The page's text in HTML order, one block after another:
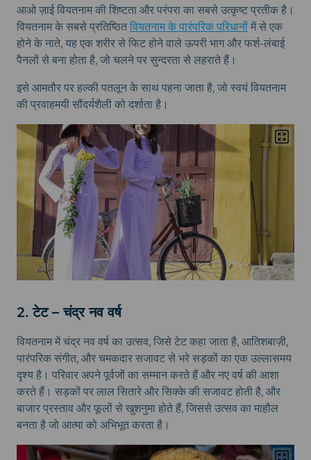
आओ ज़ाई वियतनाम की शिष्टता और परंपरा का सबसे उत्कृष्ट प्रतीक है।
वियतनाम के सबसे प्रतिष्ठित वियतनाम के पारंपरिक परिधानों में से एक
होने के नाते, यह एक शरीर से फिट होने वाले ऊपरी भाग और फर्श-लंबाई
पैनलों से बना होता है, जो चलने पर सुन्दरता से लहराते हैं।
इसे आमतौर पर हल्की पतलून के साथ पहना जाता है, जो स्वयं वियतनाम
की प्रवाहमयी सौंदर्यशैली को दर्शाता है।
2. टेट – चंद्र नव वर्ष
वियतनाम में चंद्र नव वर्ष का उत्सव, जिसे टेट कहा जाता है, आतिशबाज़ी,
पारंपरिक संगीत, और चमकदार सजावट से भरे सड़कों का एक उल्लासमय
दृश्य है। परिवार अपने पूर्वजों का सम्मान करते हैं और नए वर्ष की आशा
करते हैं। सड़कों पर लाल सितारे और सिक्के की सजावट होती है, और
बाजार प्रस्ताव और फूलों से खुशनुमा होते हैं, जिससे उत्सव का माहौल
बनता है जो आत्मा को अभिभूत करता है।